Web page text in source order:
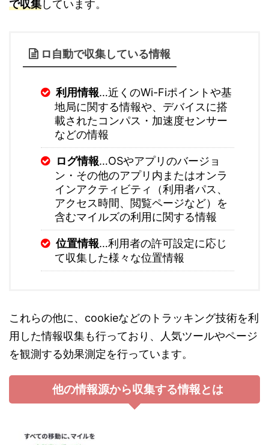
で収集しています。
ロ自動で収集している情報
利用情報…近くのWi-Fiポイントや基
地局に関する情報や、デバイスに搭
載されたコンパス・加速度センサー
などの情報
ログ情報…OSやアプリのバージョ
ン・その他のアプリ内またはオンラ
インアクティビティ（利用者パス、
アクセス時間、閲覧ページなど）を
含むマイルズの利用に関する情報
位置情報…利用者の許可設定に応じ
て収集した様々な位置情報
これらの他に、cookieなどのトラッキング技術を利
用した情報収集も行っており、人気ツールやページ
を観測する効果測定を行っています。
他の情報源から収集する情報とは